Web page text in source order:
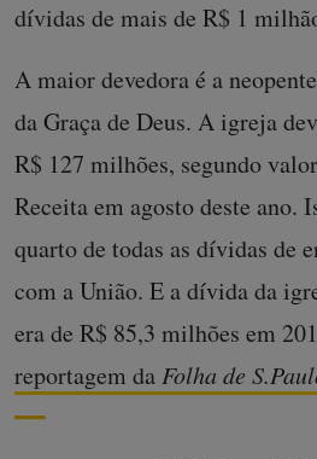
dívidas de mais de R$ 1
A maior devedora é a
da Graça de Deus. A igreja
R$ 127 milhões, segundo
Receita em agosto deste ano.
quarto de todas as dívidas de
com a União. E a dívida da
era de R$ 85,3 milhões em
reportagem daFolha de